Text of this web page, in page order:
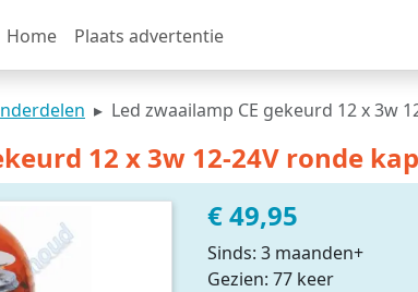
Home Plaats advertentie
Led zwaailamp CE gekeurd 12 x 3w
12 x 3w 12-24V ronde kap
€ 49,95
Sinds: 3 maanden+
Gezien: 77 keer